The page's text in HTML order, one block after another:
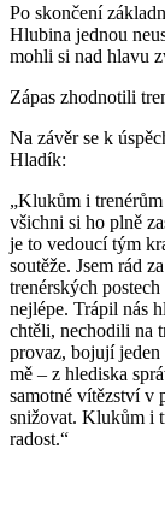
Po skončení
Hlubina jednou
mohli si nad hlavu
Zápas zhodnotili
Na závěr se k
Hladík:
„Klukům i
všichni si ho plně
je to vedoucí tým
soutěže. Jsem rád
trenérských
nejlépe. Trápil nás
chtěli, nechodili na
provaz, bojují
mě – z hlediska
samotné vítězství v
snižovat. Klukům i
radost.“